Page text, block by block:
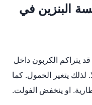
البنزين في
قد يتراكم الكربون داخل
لذلك يتغير الخمول. كما
او ينخفض الفولت.